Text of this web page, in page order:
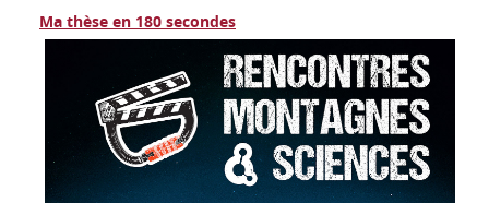
Ma thèse en 180 secondes